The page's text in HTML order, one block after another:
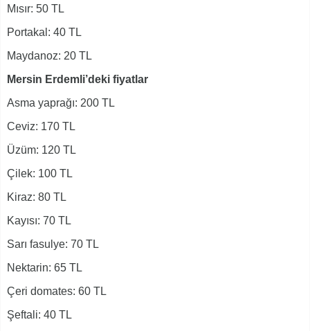
Mısır: 50 TL
Portakal: 40 TL
Maydanoz: 20 TL
Mersin Erdemli’deki fiyatlar
Asma yaprağı: 200 TL
Ceviz: 170 TL
Üzüm: 120 TL
Çilek: 100 TL
Kiraz: 80 TL
Kayısı: 70 TL
Sarı fasulye: 70 TL
Nektarin: 65 TL
Çeri domates: 60 TL
Şeftali: 40 TL